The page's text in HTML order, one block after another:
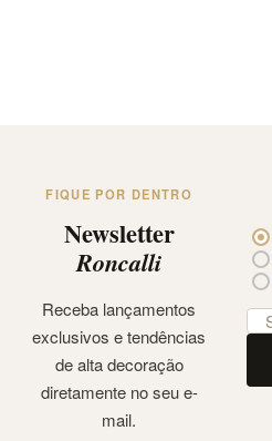
FIQUE POR DENTRO
Newsletter
Roncalli
Receba lançamentos
exclusivos e tendências
de alta decoração
diretamente no seu e-
mail.